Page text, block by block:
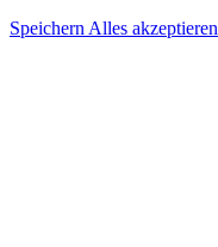
Speichern Alles akzeptieren